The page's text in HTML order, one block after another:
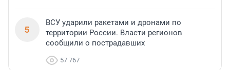
5
ВСУ ударили ракетами и дронами по
территории России. Власти регионов
сообщили о пострадавших
57 767